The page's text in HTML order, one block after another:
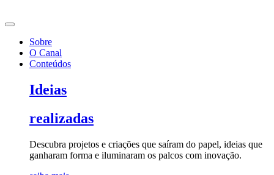
para
conteúdoSobre
O Canal
Conteúdos
Ideias
realizadas
Descubra projetos e criações que saíram do papel, ideias que
ganharam forma e iluminaram os palcos com inovação.